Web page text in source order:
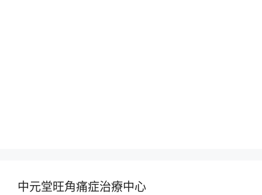
中元堂旺角痛症治療中心